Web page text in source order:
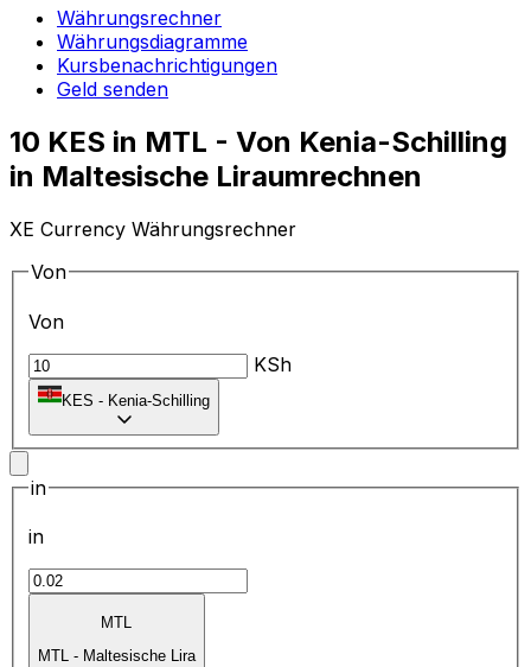
Währungsrechner
Währungsdiagramme
Kursbenachrichtigungen
Geld senden
10 KES in MTL - Von Kenia-Schilling
in Maltesische Liraumrechnen
XE Currency Währungsrechner
Von
Von
KSh
KES - Kenia-Schilling
in
in
MTL
MTL - Maltesische Lira